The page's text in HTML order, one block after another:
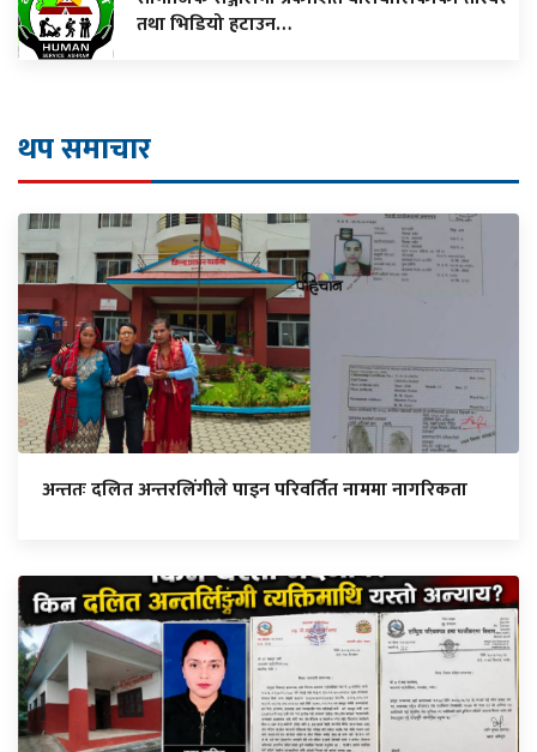
तथा भिडियो हटाउन…
थप समाचार
अन्ततः दलित अन्तरलिंगीले पाइन परिवर्तित नाममा नागरिकता